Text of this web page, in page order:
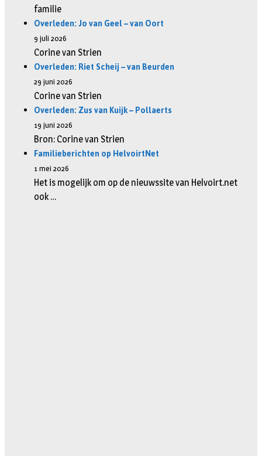
familie
Overleden: Jo van Geel – van Oort
9 juli 2026
Corine van Strien
Overleden: Riet Scheij – van Beurden
29 juni 2026
Corine van Strien
Overleden: Zus van Kuijk – Pollaerts
19 juni 2026
Bron: Corine van Strien
Familieberichten op HelvoirtNet
1 mei 2026
Het is mogelijk om op de nieuwssite van Helvoirt.net
ook …